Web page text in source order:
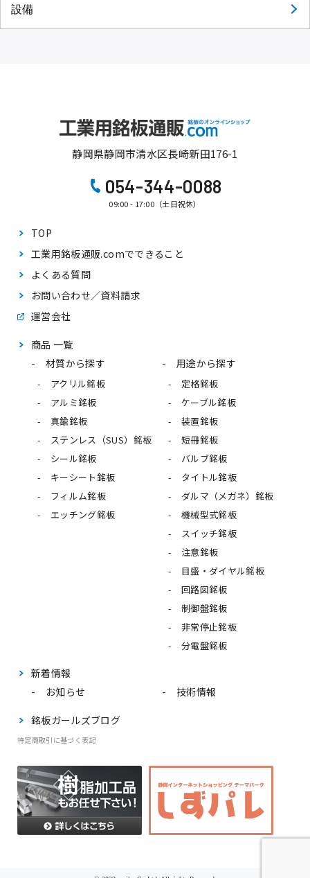
設備
静岡県静岡市清水区長崎新田176-1
054-344-0088
09:00 - 17:00（土日祝休）
TOP
工業用銘板通販.comでできること
よくある質問
お問い合わせ／資料請求
運営会社
商品 一覧
材質から探す
アクリル銘板
アルミ銘板
真鍮銘板
ステンレス（SUS）銘板
シール銘板
キーシート銘板
フィルム銘板
エッチング銘板
用途から探す
定格銘板
ケーブル銘板
装置銘板
短冊銘板
バルブ銘板
タイトル銘板
ダルマ（メガネ）銘板
機械型式銘板
スイッチ銘板
注意銘板
目盛・ダイヤル銘板
回路図銘板
制御盤銘板
非常停止銘板
分電盤銘板
新着情報
お知らせ
技術情報
銘板ガールズブログ
特定商取引に基づく表記